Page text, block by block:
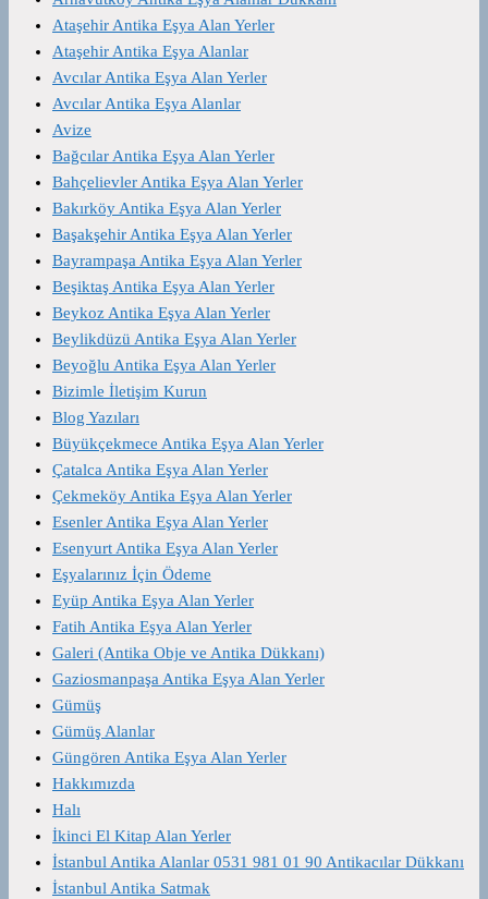
Ataşehir Antika Eşya Alan Yerler
Ataşehir Antika Eşya Alanlar
Avcılar Antika Eşya Alan Yerler
Avcılar Antika Eşya Alanlar
Avize
Bağcılar Antika Eşya Alan Yerler
Bahçelievler Antika Eşya Alan Yerler
Bakırköy Antika Eşya Alan Yerler
Başakşehir Antika Eşya Alan Yerler
Bayrampaşa Antika Eşya Alan Yerler
Beşiktaş Antika Eşya Alan Yerler
Beykoz Antika Eşya Alan Yerler
Beylikdüzü Antika Eşya Alan Yerler
Beyoğlu Antika Eşya Alan Yerler
Bizimle İletişim Kurun
Blog Yazıları
Büyükçekmece Antika Eşya Alan Yerler
Çatalca Antika Eşya Alan Yerler
Çekmeköy Antika Eşya Alan Yerler
Esenler Antika Eşya Alan Yerler
Esenyurt Antika Eşya Alan Yerler
Eşyalarınız İçin Ödeme
Eyüp Antika Eşya Alan Yerler
Fatih Antika Eşya Alan Yerler
Galeri (Antika Obje ve Antika Dükkanı)
Gaziosmanpaşa Antika Eşya Alan Yerler
Gümüş
Gümüş Alanlar
Güngören Antika Eşya Alan Yerler
Hakkımızda
Halı
İkinci El Kitap Alan Yerler
İstanbul Antika Alanlar 0531 981 01 90 Antikacılar Dükkanı
İstanbul Antika Satmak